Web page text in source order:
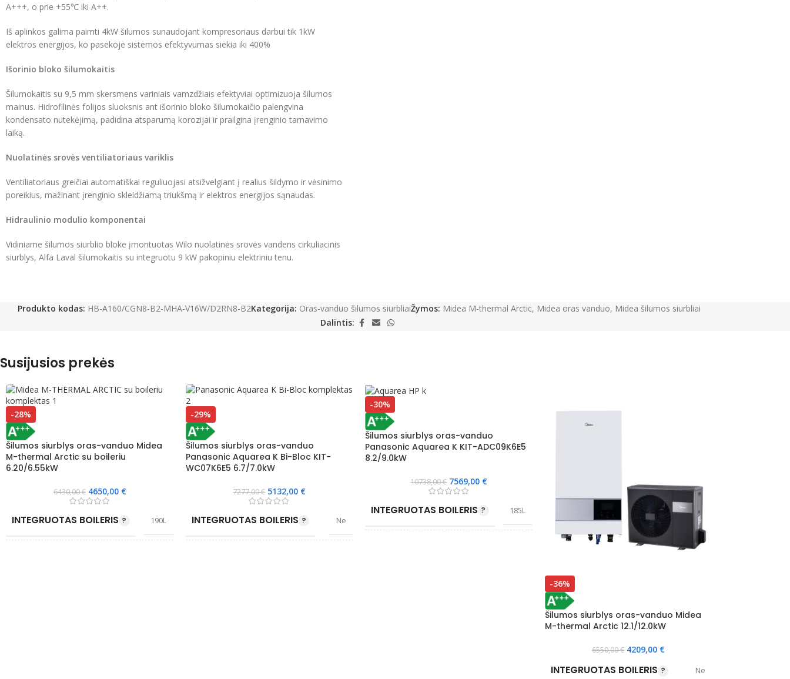
A+++, o prie +55℃ iki A++.
Iš aplinkos galima paimti 4kW šilumos sunaudojant kompresoriaus darbui tik 1kW
elektros energijos, ko pasekoje sistemos efektyvumas siekia iki 400%
Išorinio bloko šilumokaitis
Šilumokaitis su 9,5 mm skersmens variniais vamzdžiais efektyviai optimizuoja šilumos
mainus. Hidrofilinės folijos sluoksnis ant išorinio bloko šilumokaičio palengvina
kondensato nutekėjimą, padidina atsparumą korozijai ir prailgina įrenginio tarnavimo
laiką.
Nuolatinės srovės ventiliatoriaus variklis
Ventiliatoriaus greičiai automatiškai reguliuojasi atsižvelgiant į realius šildymo ir vėsinimo
poreikius, mažinant įrenginio skleidžiamą triukšmą ir elektros energijos sąnaudas.
Hidraulinio modulio komponentai
Vidiniame šilumos siurblio bloke įmontuotas Wilo nuolatinės srovės vandens cirkuliacinis
siurblys, Alfa Laval šilumokaitis su integruotu 9 kW pakopiniu elektriniu tenu.
Produkto kodas: HB-A160/CGN8-B2-MHA-V16W/D2RN8-B2Kategorija: Oras-vanduo šilumos siurbliaiŽymos: Midea M-thermal Arctic, Midea oras vanduo, Midea šilumos siurbliai
Dalintis:
Susijusios prekės
-28%
Šilumos siurblys oras-vanduo Midea
M-thermal Arctic su boileriu
6.20/6.55kW
6430,00€ 4650,00 €
INTEGRUOTAS BOILERIS 190L
-29%
Šilumos siurblys oras-vanduo
Panasonic Aquarea K Bi-Bloc KIT-
WC07K6E5 6.7/7.0kW
7277,00€ 5132,00 €
INTEGRUOTAS BOILERIS Ne
-30%
Šilumos siurblys oras-vanduo
Panasonic Aquarea K KIT-ADC09K6E5
8.2/9.0kW
10738,00€ 7569,00 €
INTEGRUOTAS BOILERIS 185L
-36%
Šilumos siurblys oras-vanduo Midea
M-thermal Arctic 12.1/12.0kW
6550,00€ 4209,00 €
INTEGRUOTAS BOILERIS Ne